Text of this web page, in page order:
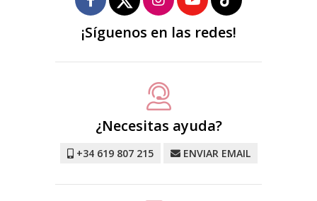
¡Síguenos en las redes!
¿Necesitas ayuda?
+34 619 807 215 ENVIAR EMAIL